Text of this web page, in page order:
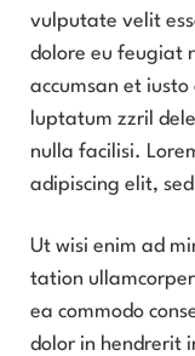
vulputate velit
dolore eu feugiat
accumsan et
luptatum zzril
nulla facilisi.
adipiscing elit,
Ut wisi enim ad
tation
ea commodo
dolor in hendrerit